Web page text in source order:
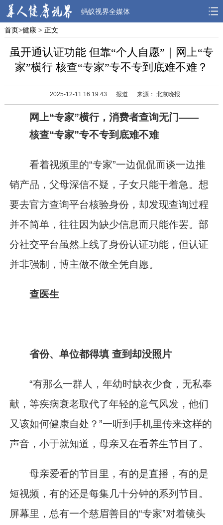
蚂蚁视界全媒体
首页 焦点 观点
人物 风采 先锋
观察 解读 健康
首页>健康> 正文
虽开通认证功能 但靠“个人自愿”｜网上“专
家”横行 核查“专家”专不专到底难不难？
2025-12-11 16:19:43 报道 来源： 北京晚报
网上“专家”横行，消费者查询无门——
核查“专家”专不专到底难不难
看着视频里的“专家”一边侃侃而谈一边推
销产品，父母深信不疑，子女只能干着急。想
要去官方查询平台核验身份，却发现查询过程
并不简单，往往因为缺少信息而只能作罢。部
分社交平台虽然上线了身份认证功能，但认证
并非强制，博主做不做全凭自愿。
查医生
省份、单位都得填 查到却没照片
“有那么一群人，年幼时缺衣少食，无私奉
献，等疾病衰老取代了年轻的意气风发，他们
又该如何健康自处？”一听到手机里传来这样的
声音，小于就知道，母亲又在看养生节目了。
母亲爱看的节目里，有的是直播，有的是
短视频，有的还是每集几十分钟的系列节目。
屏幕里，总有一个慈眉善目的“专家”对着镜头